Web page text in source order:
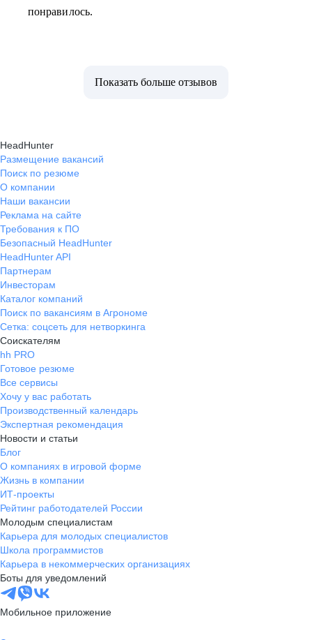
понравилось.
Показать больше отзывов
HeadHunter
Размещение вакансий
Поиск по резюме
О компании
Наши вакансии
Реклама на сайте
Требования к ПО
Безопасный HeadHunter
HeadHunter API
Партнерам
Инвесторам
Каталог компаний
Поиск по вакансиям в Агрономе
Сетка: соцсеть для нетворкинга
Соискателям
hh PRO
Готовое резюме
Все сервисы
Хочу у вас работать
Производственный календарь
Экспертная рекомендация
Новости и статьи
Блог
О компаниях в игровой форме
Жизнь в компании
ИТ-проекты
Рейтинг работодателей России
Молодым специалистам
Карьера для молодых специалистов
Школа программистов
Карьера в некоммерческих организациях
Боты для уведомлений
Мобильное приложение